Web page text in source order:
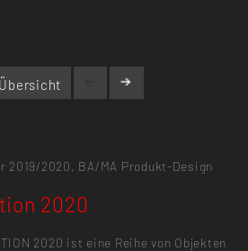
Übersicht
2019/2020, BA/MA Produkt-Design
2020
2020 ist eine Reihe von Objekten